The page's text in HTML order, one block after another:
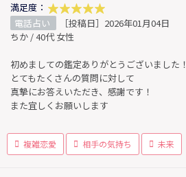
満足度：
電話占い
［投稿日］2026年01月04日
ちか / 40代 女性
初めましての鑑定ありがとうございました！
とてもたくさんの質問に対して
真摯にお答えいただき、感謝です！
また宜しくお願いします
複雑恋愛 相手の気持ち 未来